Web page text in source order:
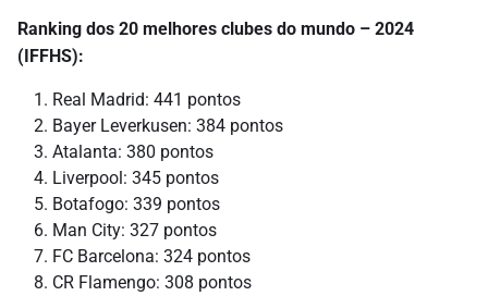
Ranking dos 20 melhores clubes do mundo – 2024
(IFFHS):
Real Madrid: 441 pontos
Bayer Leverkusen: 384 pontos
Atalanta: 380 pontos
Liverpool: 345 pontos
Botafogo: 339 pontos
Man City: 327 pontos
FC Barcelona: 324 pontos
CR Flamengo: 308 pontos